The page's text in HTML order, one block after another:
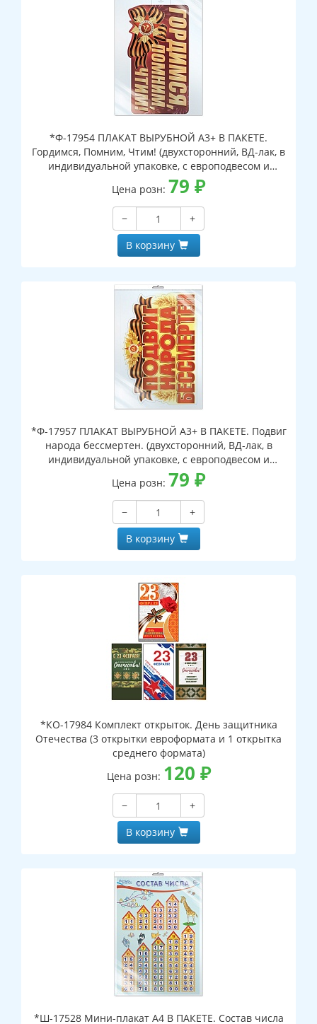
*Ф-17954 ПЛАКАТ ВЫРУБНОЙ А3+ В ПАКЕТЕ.
Гордимся, Помним, Чтим! (двухсторонний, ВД-лак, в
индивидуальной упаковке, с европодвесом и
клеевым клапаном)
Цена розн: 79 ₽
−
+
В корзину
*Ф-17957 ПЛАКАТ ВЫРУБНОЙ А3+ В ПАКЕТЕ. Подвиг
народа бессмертен. (двухсторонний, ВД-лак, в
индивидуальной упаковке, с европодвесом и
клеевым клапаном)
Цена розн: 79 ₽
−
+
В корзину
*КО-17984 Комплект открыток. День защитника
Отечества (3 открытки евроформата и 1 открытка
среднего формата)
Цена розн: 120 ₽
−
+
В корзину
*Ш-17528 Мини-плакат А4 В ПАКЕТЕ. Состав числа